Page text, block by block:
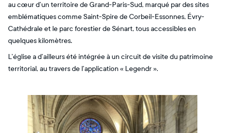
au cœur d’un territoire de Grand-Paris-Sud, marqué par des sites
emblématiques comme Saint-Spire de Corbeil-Essonnes, Évry-
Cathédrale et le parc forestier de Sénart, tous accessibles en
quelques kilomètres.
L’église a d’ailleurs été intégrée à un circuit de visite du patrimoine
territorial, au travers de l’application « Legendr ».